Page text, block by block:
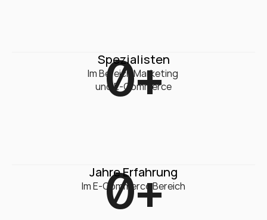
0+
Spezialisten
Im Bereich Marketing
und E-Commerce
0+
Jahre Erfahrung
Im E-Commerce Bereich